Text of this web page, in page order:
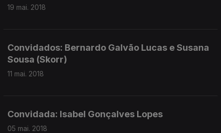
19 mai. 2018
Convidados: Bernardo Galvão Lucas e Susana
Sousa (Skorr)
11 mai. 2018
Convidada: Isabel Gonçalves Lopes
05 mai. 2018